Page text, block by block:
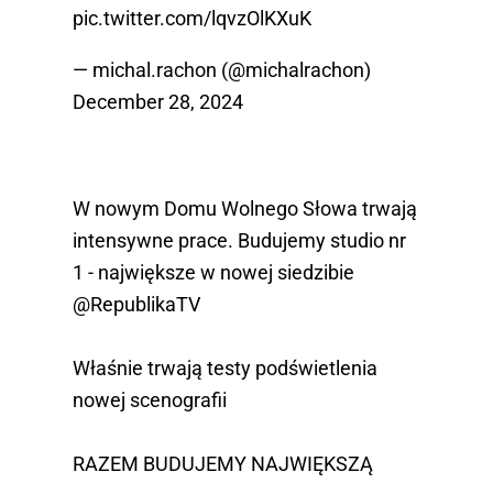
pic.twitter.com/lqvzOlKXuK
— michal.rachon (@michalrachon)
December 28, 2024
W nowym Domu Wolnego Słowa trwają
intensywne prace. Budujemy studio nr
1 - największe w nowej siedzibie
@RepublikaTV
Właśnie trwają testy podświetlenia
nowej scenografii
RAZEM BUDUJEMY NAJWIĘKSZĄ